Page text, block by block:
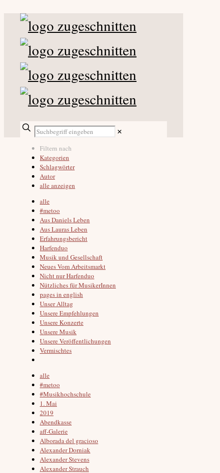
✕
Filtern nach
Kategorien
Schlagwörter
Autor
alle anzeigen
alle
#metoo
Aus Daniels Leben
Aus Lauras Leben
Erfahrungsbericht
Harfenduo
Musik und Gesellschaft
Neues Vom Arbeitsmarkt
Nicht nur Harfenduo
Nützliches für MusikerInnen
pages in english
Unser Alltag
Unsere Empfehlungen
Unsere Konzerte
Unsere Musik
Unsere Veröffentlichungen
Vermischtes
alle
#metoo
#Musikhochschule
1. Mai
2019
Abendkasse
aff-Galerie
Alborada del gracioso
Alexander Dorniak
Alexander Stevens
Alexander Strauch